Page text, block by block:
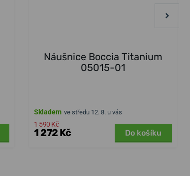
Náušnice Boccia Titanium
05015-01
Skladem ve středu 12. 8. u vás
1 590 Kč
1 272 Kč Do košíku